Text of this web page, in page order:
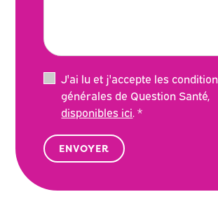
J'ai lu et j'accepte les
générales de Question Santé,
disponibles ici. *